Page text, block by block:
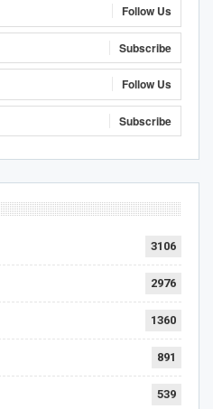
Follow Us
Subscribe
Follow Us
Subscribe
3106
2976
1360
891
539